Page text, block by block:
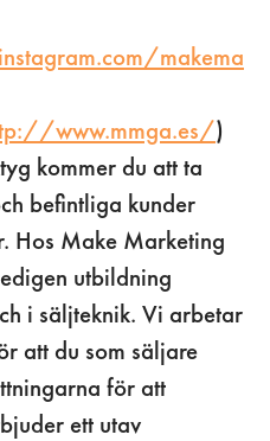
makema
www.mmga.es/)
kommer du att ta
befintliga kunder
Hos Make Marketing
utbildning
i säljteknik. Vi arbetar
att du som säljare
för att
ett utav